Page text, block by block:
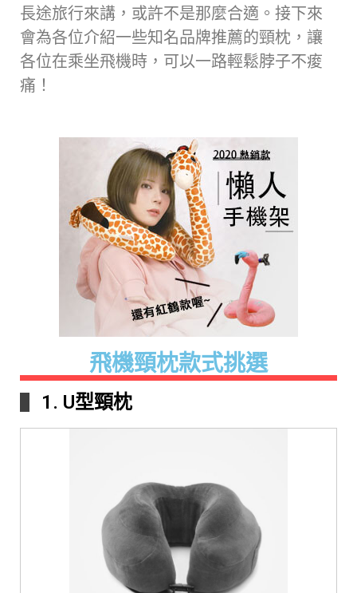
長途旅行來講，或許不是那麼合適。接下來
會為各位介紹一些知名品牌推薦的頸枕，讓
各位在乘坐飛機時，可以一路輕鬆脖子不痠
痛！
飛機頸枕款式挑選
1. U型頸枕